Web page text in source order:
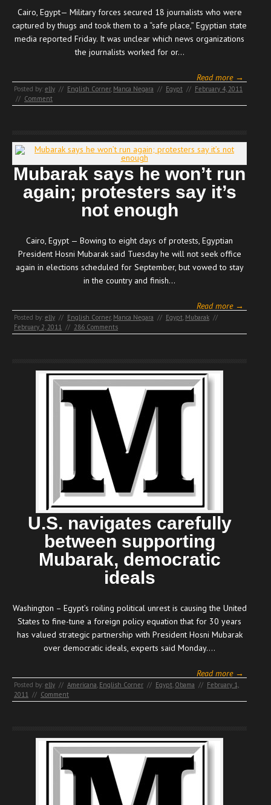
Cairo, Egypt— Military forces secured 18 journalists who were
captured by thugs and took them to a “safe place,” Egyptian state
media reported Friday. It was unclear which news organizations
the journalists worked for or…
Read more →
Posted by: elly // English Corner, Manca Negara // Egypt // February 4, 2011
// Comment
Mubarak says he won’t run
again; protesters say it’s
not enough
Cairo, Egypt — Bowing to eight days of protests, Egyptian
President Hosni Mubarak said Tuesday he will not seek office
again in elections scheduled for September, but vowed to stay
in the country and finish…
Read more →
Posted by: elly // English Corner, Manca Negara // Egypt, Mubarak //
February 2, 2011 // 286 Comments
U.S. navigates carefully
between supporting
Mubarak, democratic
ideals
Washington – Egypt’s roiling political unrest is causing the United
States to fine-tune a foreign policy equation that for 30 years
has valued strategic partnership with President Hosni Mubarak
over democratic ideals, experts said Monday.…
Read more →
Posted by: elly // Americana, English Corner // Egypt, Obama // February 1,
2011 // Comment